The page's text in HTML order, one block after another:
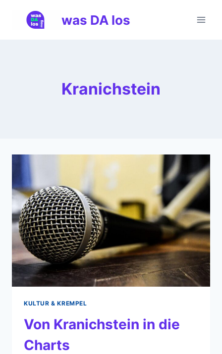
was DA los
Kranichstein
KULTUR & KREMPEL
Von Kranichstein in die
Charts